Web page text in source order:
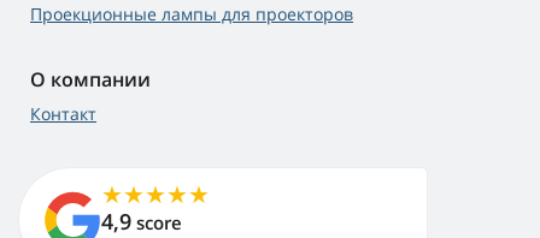
Проекционные лампы для проекторов
О компании
Контакт
4,9 score